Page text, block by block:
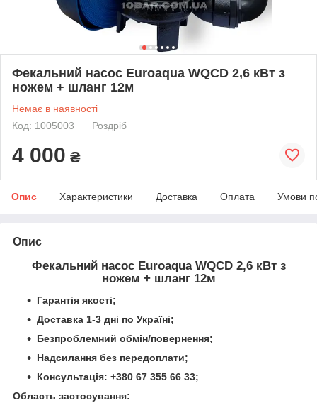
Фекальний насос Euroaqua WQCD 2,6 кВт з
ножем + шланг 12м
Немає в наявності
Код: 1005003
Роздріб
4 000 ₴
Опис Характеристики Доставка Оплата Умови
Опис
Фекальний насос Euroaqua WQCD 2,6 кВт з
ножем + шланг 12м
Гарантія якості;
Доставка 1-3 дні по Україні;
Безпроблемний обмін/повернення;
Надсилання без передоплати;
Консультація: +380 67 355 66 33;
Область застосування: